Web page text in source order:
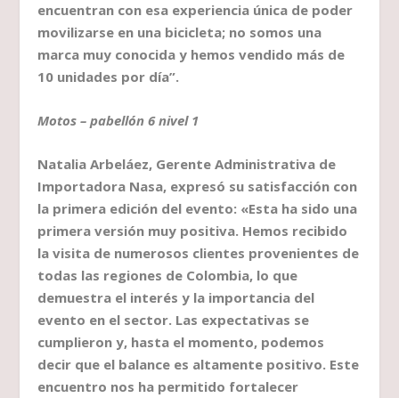
encuentran con esa experiencia única de poder
movilizarse en una bicicleta; no somos una
marca muy conocida y hemos vendido más de
10 unidades por día”.
Motos – pabellón 6 nivel 1
Natalia Arbeláez, Gerente Administrativa de
Importadora Nasa, expresó su satisfacción con
la primera edición del evento: «Esta ha sido una
primera versión muy positiva. Hemos recibido
la visita de numerosos clientes provenientes de
todas las regiones de Colombia, lo que
demuestra el interés y la importancia del
evento en el sector. Las expectativas se
cumplieron y, hasta el momento, podemos
decir que el balance es altamente positivo. Este
encuentro nos ha permitido fortalecer